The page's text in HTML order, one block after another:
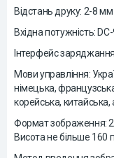
Відстань друку: 2-8 мм
Вхідна потужність:
Інтерфейс
Мови управління:
німецька,
корейська, китайська,
Формат зображення:
Висота не більше 160